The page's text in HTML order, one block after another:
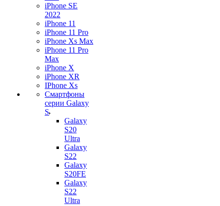
iPhone SE
2022
iPhone 11
iPhone 11 Pro
iPhone Xs Max
iPhone 11 Pro
Max
iPhone X
iPhone XR
IPhone Xs
Смартфоны
серии Galaxy
S
Galaxy
S20
Ultra
Galaxy
S22
Galaxy
S20FE
Galaxy
S22
Ultra